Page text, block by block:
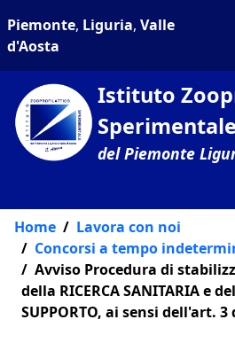
Piemonte, Liguria, Valle
d'Aosta
Istituto
Sperimentale
del Piemonte
Home
Lavora con noi
Concorsi a tempo
Avviso Procedura di
della RICERCA SANITARIA e
SUPPORTO, ai sensi dell'art. 3